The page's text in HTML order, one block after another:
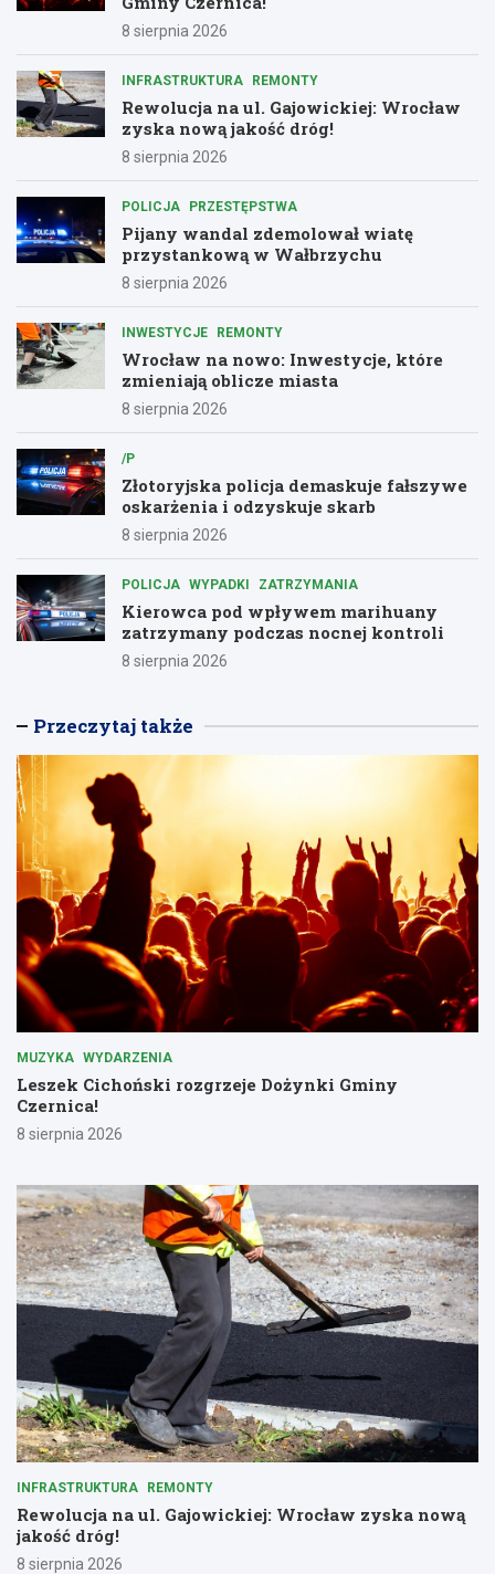
8 sierpnia 2026
INFRASTRUKTURA REMONTY
Rewolucja na ul. Gajowickiej: Wrocław
zyska nową jakość dróg!
8 sierpnia 2026
POLICJA PRZESTĘPSTWA
Pijany wandal zdemolował wiatę
przystankową w Wałbrzychu
8 sierpnia 2026
INWESTYCJE REMONTY
Wrocław na nowo: Inwestycje, które
zmieniają oblicze miasta
8 sierpnia 2026
/P
Złotoryjska policja demaskuje fałszywe
oskarżenia i odzyskuje skarb
8 sierpnia 2026
POLICJA WYPADKI ZATRZYMANIA
Kierowca pod wpływem marihuany
zatrzymany podczas nocnej kontroli
8 sierpnia 2026
Przeczytaj także
MUZYKA WYDARZENIA
Leszek Cichoński rozgrzeje Dożynki Gminy
Czernica!
8 sierpnia 2026
INFRASTRUKTURA REMONTY
Rewolucja na ul. Gajowickiej: Wrocław zyska nową
jakość dróg!
8 sierpnia 2026